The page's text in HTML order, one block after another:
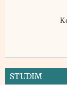
STUDIM